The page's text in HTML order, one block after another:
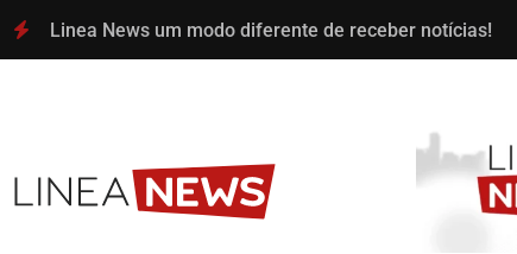
Linea News um modo diferente de receber notícias!